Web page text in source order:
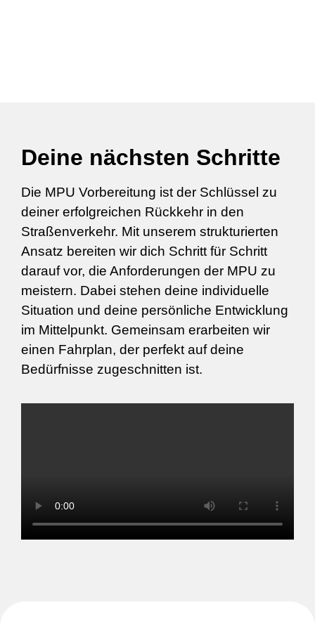
Deine nächsten Schritte
Die MPU Vorbereitung ist der Schlüssel zu
deiner erfolgreichen Rückkehr in den
Straßenverkehr. Mit unserem strukturierten
Ansatz bereiten wir dich Schritt für Schritt
darauf vor, die Anforderungen der MPU zu
meistern. Dabei stehen deine individuelle
Situation und deine persönliche Entwicklung
im Mittelpunkt. Gemeinsam erarbeiten wir
einen Fahrplan, der perfekt auf deine
Bedürfnisse zugeschnitten ist.